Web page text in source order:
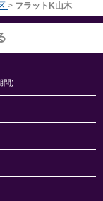
> フラットK山木
間)